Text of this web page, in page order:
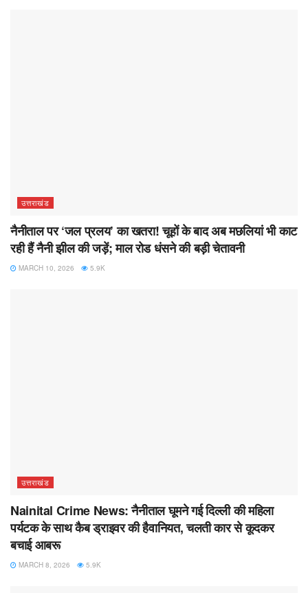
उत्तराखंड
नैनीताल पर ‘जल प्रलय’ का खतरा! चूहों के बाद अब मछलियां भी काट
रही हैं नैनी झील की जड़ें; माल रोड धंसने की बड़ी चेतावनी
MARCH 10, 2026 5.9K
उत्तराखंड
Nainital Crime News: नैनीताल घूमने गई दिल्ली की महिला
पर्यटक के साथ कैब ड्राइवर की हैवानियत, चलती कार से कूदकर
बचाई आबरू
MARCH 8, 2026 5.9K